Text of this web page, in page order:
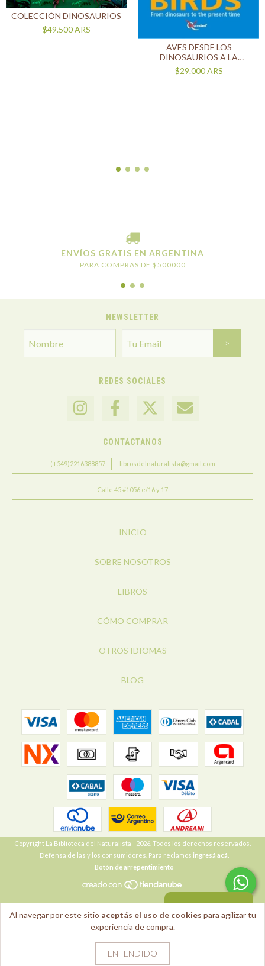
Al navegar por este sitio aceptás el uso de cookies para agilizar tu
experiencia de compra.
ENTENDIDO
COLECCIÓN DINOSAURIOS
$49.500ARS
AVES DESDE LOS
DINOSAURIOS A LA
ACTUALIDAD
$29.000ARS
ENVÍOS GRATIS EN ARGENTINA
PARA COMPRAS DE $500000
NEWSLETTER
REDES SOCIALES
CONTACTANOS
(+549)2216388857 librosdelnaturalista@gmail.com
Calle 45 #1056 e/16 y 17
INICIO
SOBRE NOSOTROS
LIBROS
CÓMO COMPRAR
OTROS IDIOMAS
BLOG
Copyright La Biblioteca del Naturalista - 2026. Todos los derechos reservados.
Defensa de las y los consumidores. Para reclamos ingresá acá.
Botón de arrepentimiento